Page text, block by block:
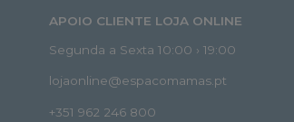
APOIO CLIENTE LOJA ONLINE
Segunda a Sexta 10:00 › 19:00
lojaonline@espacomamas.pt
+351 962 246 800